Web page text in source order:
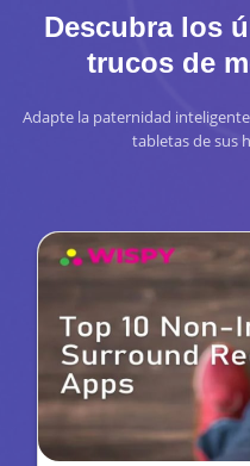
Descubra los
trucos de
Adapte la paternidad
tabletas de sus